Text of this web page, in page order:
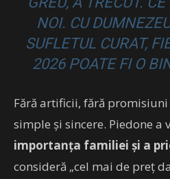
NOI. CU
SUFLETUL CURAT,
2026 POATE FI O
Fără artificii, fără
simple și sincere. Piedone a
importanța familiei și a
consideră „cel mai de preț